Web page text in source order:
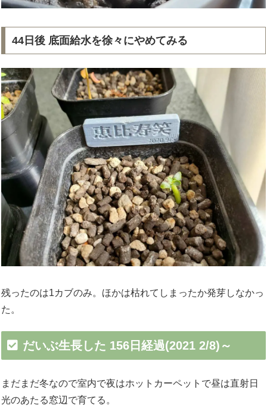
44日後 底面給水を徐々にやめてみる
残ったのは1カブのみ。ほかは枯れてしまったか発芽しなかっ
た。
だいぶ生長した 156日経過(2021 2/8)～
まだまだ冬なので室内で夜はホットカーペットで昼は直射日
光のあたる窓辺で育てる。